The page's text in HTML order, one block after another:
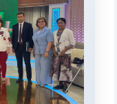
2. Документы (магистр) (4)
5. Стоимость обучения (2)